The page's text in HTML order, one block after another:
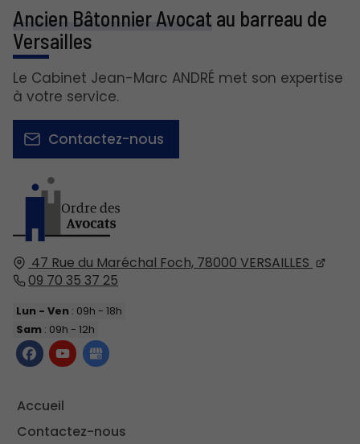
47 Rue du Maréchal Foch, 78000 VERSAILLES
09 70 35 37 25
Lun - Ven : 09h - 18h
Sam : 09h - 12h
Accueil
Contactez-nous
Ancien Bâtonnier Avocat au barreau de
Versailles
Le Cabinet Jean-Marc ANDRÉ met son expertise
à votre service.
Contactez-nous